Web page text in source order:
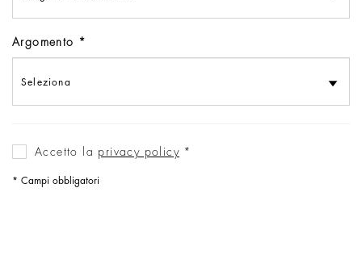
Argomento
Accetto la privacy policy ‌*
* Campi obbligatori